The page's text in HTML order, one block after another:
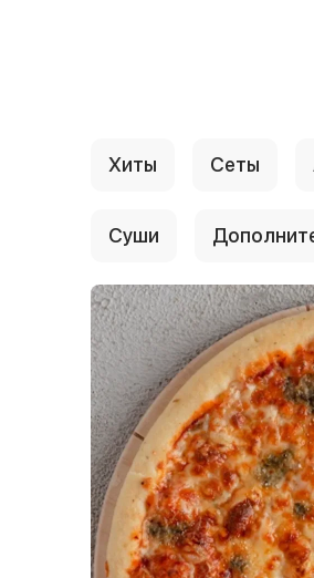
Хиты Сеты
Суши